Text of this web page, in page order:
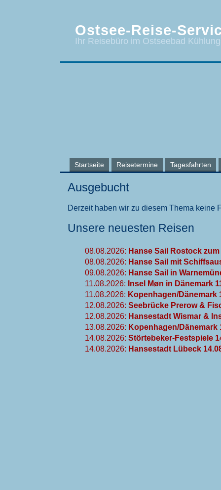
Ostsee-Reise-
Ihr Reisebüro im Ostseebad
Startseite Reisetermine Tagesfahrten
Ausgebucht
Derzeit haben wir zu diesem Thema keine
Unsere neuesten Reisen
08.08.2026: Hanse Sail Rostock
08.08.2026: Hanse Sail mit
09.08.2026: Hanse Sail in
11.08.2026: Insel Møn in Dänemark
11.08.2026: Kopenhagen/Dänemark
12.08.2026: Seebrücke Prerow &
12.08.2026: Hansestadt Wismar &
13.08.2026: Kopenhagen/Dänemark
14.08.2026: Störtebeker-Festspiele
14.08.2026: Hansestadt Lübeck